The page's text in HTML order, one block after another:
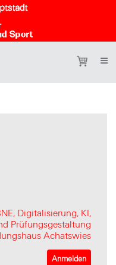
Digitalisierung, KI,
Prüfungsgestaltung
Achatswies
Anmelden